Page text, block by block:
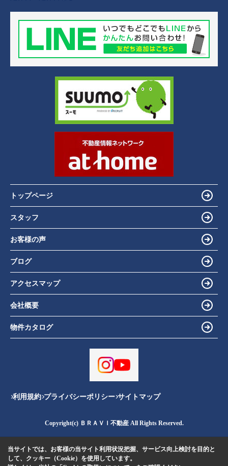
トップページ
スタッフ
お客様の声
ブログ
アクセスマップ
会社概要
物件カタログ
利用規約 プライバシーポリシー サイトマップ
Copyright(c) ＢＲＡＶＩ不動産 All Rights Reserved.
当サイトでは、お客様の当サイト利用状況把握、サービス向上検討を目的と
して、クッキー（Cookie）を使用しています。